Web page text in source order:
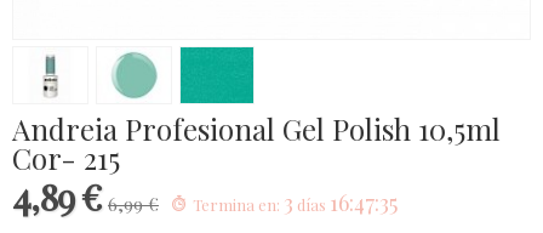
Andreia Profesional Gel Polish 10,5ml
Cor- 215
4,89 € 6,99 € Termina en: 3 días 16:47:34